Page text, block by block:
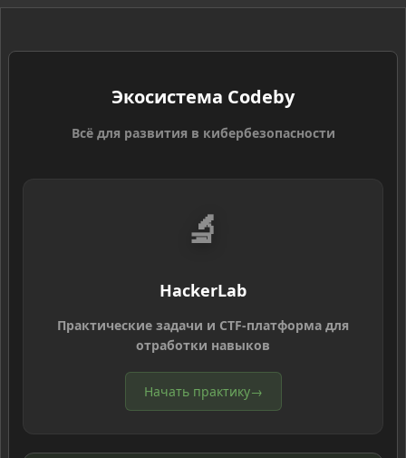
Экосистема Codeby
Всё для развития в кибербезопасности
🔬
HackerLab
Практические задачи и CTF-платформа для
отработки навыков
Начать практику→